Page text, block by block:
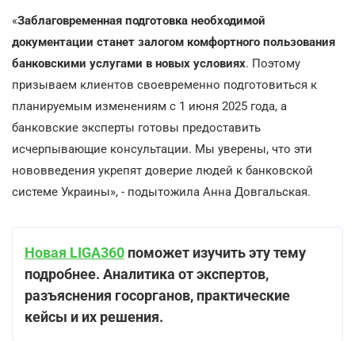
«Заблаговременная подготовка необходимой
документации станет залогом комфортного пользования
банковскими услугами в новых условиях. Поэтому
призываем клиентов своевременно подготовиться к
планируемым изменениям с 1 июня 2025 года, а
банковские эксперты готовы предоставить
исчерпывающие консультации. Мы уверены, что эти
нововведения укрепят доверие людей к банковской
системе Украины», - подытожила Анна Довгальская.
Новая LIGA360 поможет изучить эту тему
подробнее. Аналитика от экспертов,
разъяснения госорганов, практические
кейсы и их решения.